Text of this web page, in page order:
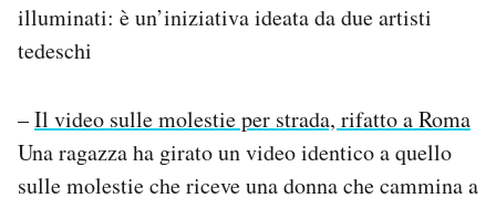
illuminati: è un’iniziativa ideata da due artisti
tedeschi
–Il video sulle molestie per strada, rifatto a Roma
Una ragazza ha girato un video identico a quello
sulle molestie che riceve una donna che cammina a